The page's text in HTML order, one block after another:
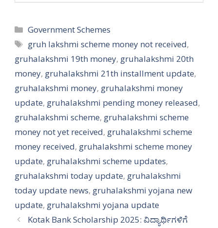
Categories
Government Schemes
Tags
gruh lakshmi scheme money not received,
gruhalakshmi 19th money, gruhalakshmi 20th
money, gruhalakshmi 21th installment update,
gruhalakshmi money, gruhalakshmi money
update, gruhalakshmi pending money released,
gruhalakshmi scheme, gruhalakshmi scheme
money not yet received, gruhalakshmi scheme
money received, gruhalakshmi scheme money
update, gruhalakshmi scheme updates,
gruhalakshmi today update, gruhalakshmi
today update news, gruhalakshmi yojana new
update, gruhalakshmi yojana update
Kotak Bank Scholarship 2025: ವಿದ್ಯಾರ್ಥಿಗಳಿಗೆ